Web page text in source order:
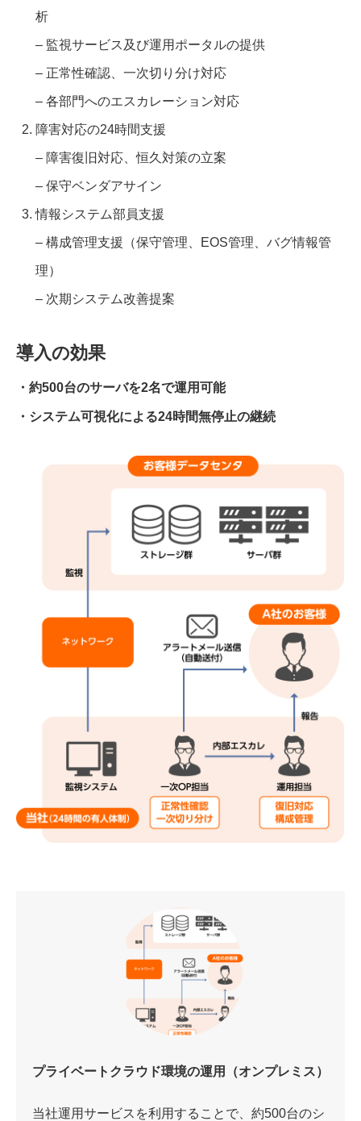
析
– 監視サービス及び運用ポータルの提供
– 正常性確認、一次切り分け対応
– 各部門へのエスカレーション対応
障害対応の24時間支援
– 障害復旧対応、恒久対策の立案
– 保守ベンダアサイン
情報システム部員支援
– 構成管理支援（保守管理、EOS管理、バグ情報管
理）
– 次期システム改善提案
導入の効果
・約500台のサーバを2名で運用可能
・システム可視化による24時間無停止の継続
プライベートクラウド環境の運用（オンプレミス）
当社運用サービスを利用することで、約500台のシ